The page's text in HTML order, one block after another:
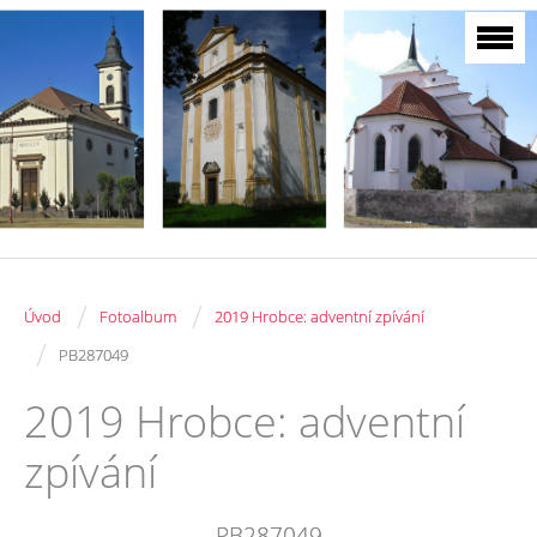
Úvod / Fotoalbum / 2019 Hrobce: adventní zpívání
/ PB287049
2019 Hrobce: adventní
zpívání